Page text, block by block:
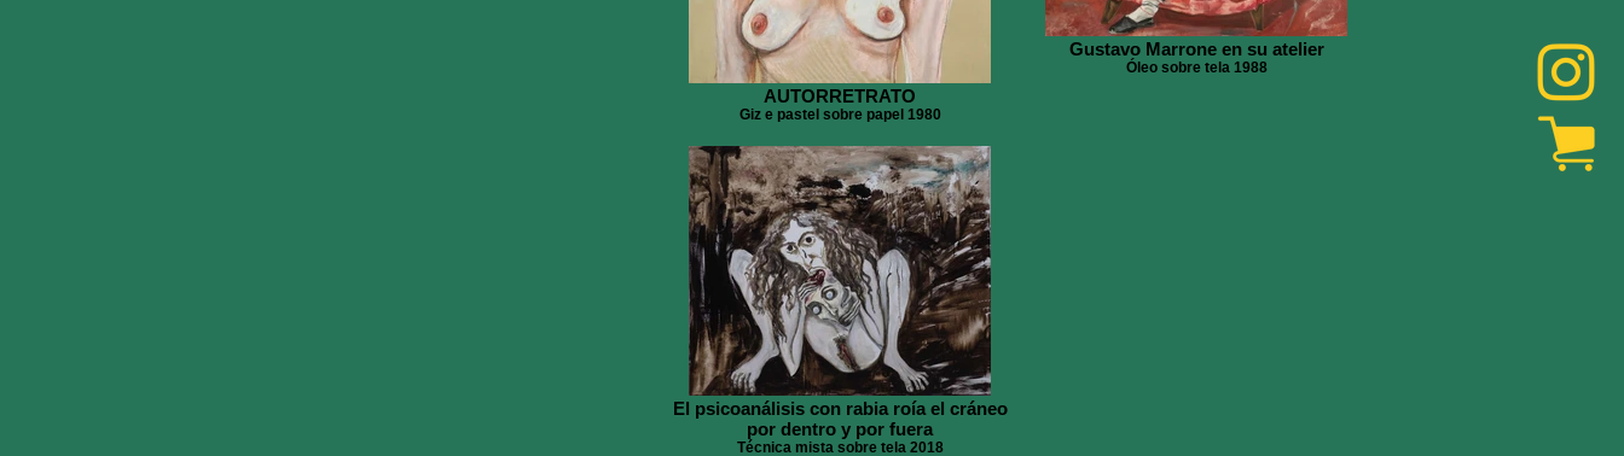
AUTORRETRATO
Giz e pastel sobre papel 1980
Gustavo Marrone en su atelier
Óleo sobre tela 1988
El psicoanálisis con rabia roía el cráneo
por dentro y por fuera
Técnica mista sobre tela 2018